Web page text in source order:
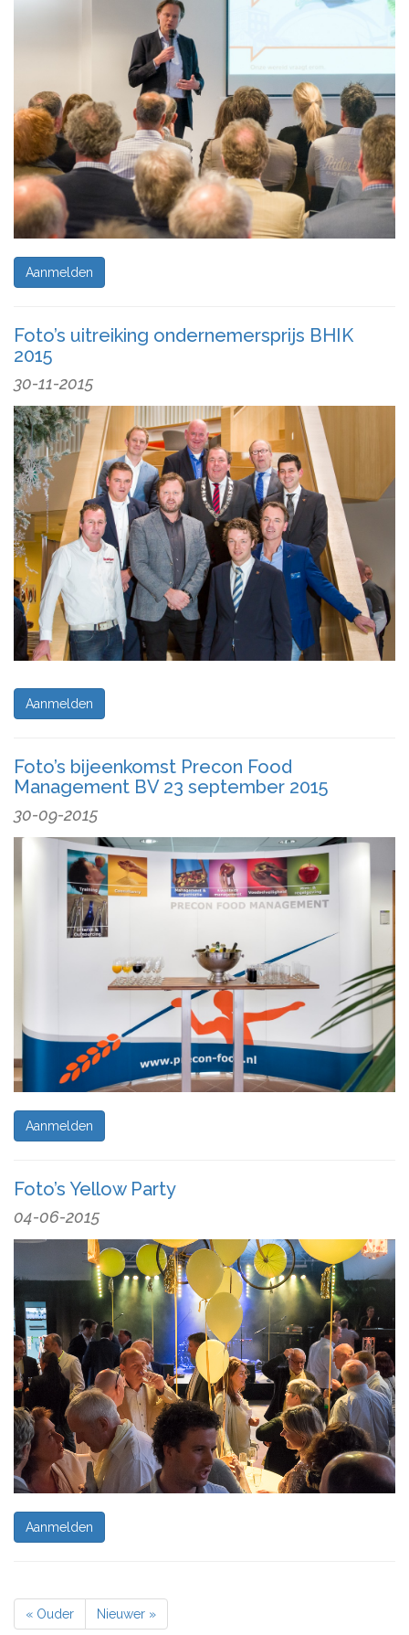
Aanmelden
Foto’s uitreiking ondernemersprijs BHIK
2015
30-11-2015
Aanmelden
Foto’s bijeenkomst Precon Food
Management BV 23 september 2015
30-09-2015
Aanmelden
Foto’s Yellow Party
04-06-2015
Aanmelden
« Ouder Nieuwer »